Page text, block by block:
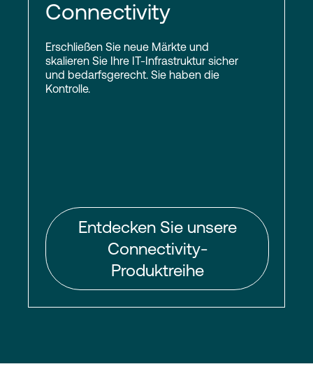
Connectivity
Erschließen Sie neue Märkte und
skalieren Sie Ihre IT-Infrastruktur sicher
und bedarfsgerecht. Sie haben die
Kontrolle.
Entdecken Sie unsere
Connectivity-
Produktreihe